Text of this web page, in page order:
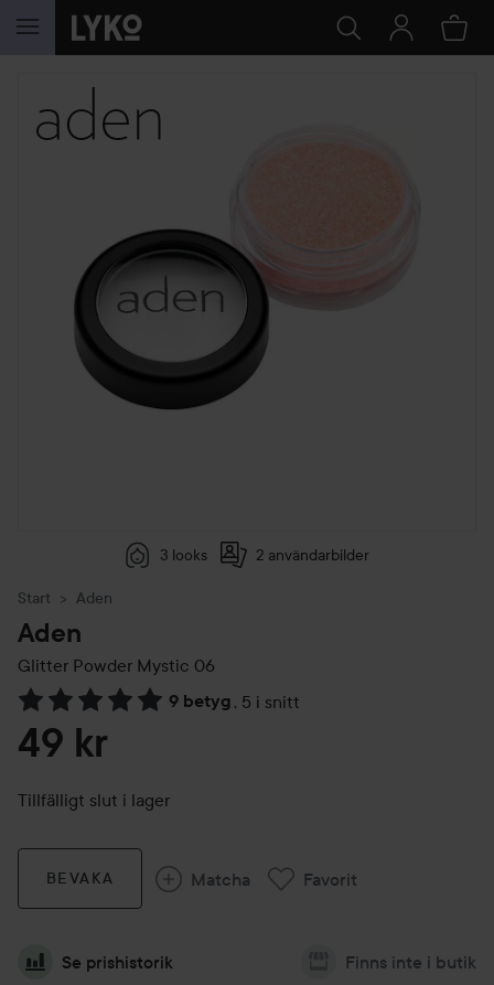
HOPPA TILL INNEHÅLLET
3 looks 2 användarbilder
Start Aden
Aden
Glitter Powder Mystic 06
9 betyg , 5 i snitt
Hoppa till Betyg & kommentarer
49 kr
Tillfälligt slut i lager
BEVAKA Matcha Favorit
Se prishistorik Finns inte i butik